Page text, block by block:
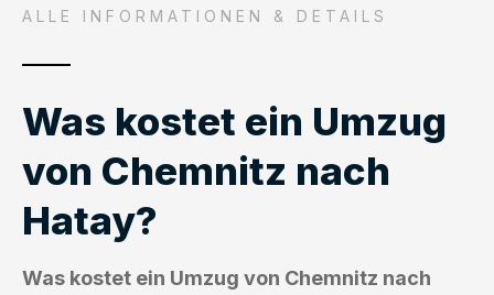
ALLE INFORMATIONEN & DETAILS
Was kostet ein Umzug
von Chemnitz nach
Hatay?
Was kostet ein Umzug von Chemnitz nach